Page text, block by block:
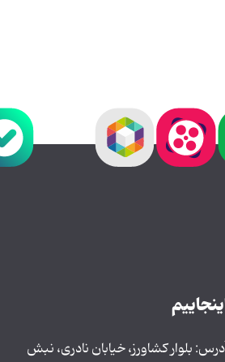
بلوار کشاورز، خیابان نادری، نبش